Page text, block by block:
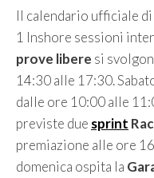
Il calendario ufficiale
1 Inshore sessioni
prove libere si
14:30 alle 17:30.
dalle ore 10:00 alle
previste due sprint
premiazione alle ore
domenica ospita la